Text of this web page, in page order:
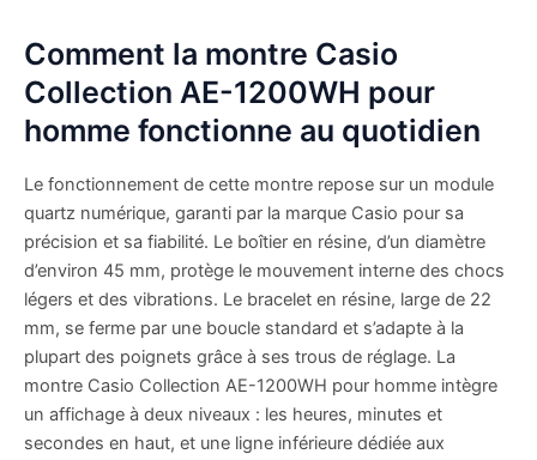
Comment la montre Casio
Collection AE-1200WH pour
homme fonctionne au quotidien
Le fonctionnement de cette montre repose sur un module
quartz numérique, garanti par la marque Casio pour sa
précision et sa fiabilité. Le boîtier en résine, d’un diamètre
d’environ 45 mm, protège le mouvement interne des chocs
légers et des vibrations. Le bracelet en résine, large de 22
mm, se ferme par une boucle standard et s’adapte à la
plupart des poignets grâce à ses trous de réglage. La
montre Casio Collection AE-1200WH pour homme intègre
un affichage à deux niveaux : les heures, minutes et
secondes en haut, et une ligne inférieure dédiée aux